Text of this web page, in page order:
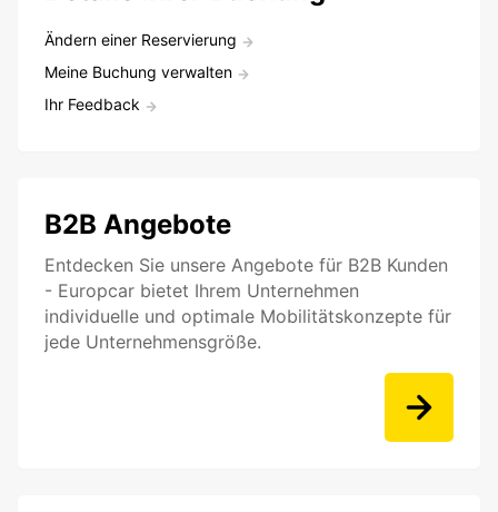
Ändern einer Reservierung
Meine Buchung verwalten
Ihr Feedback
B2B Angebote
Entdecken Sie unsere Angebote für B2B Kunden
- Europcar bietet Ihrem Unternehmen
individuelle und optimale Mobilitätskonzepte für
jede Unternehmensgröße.